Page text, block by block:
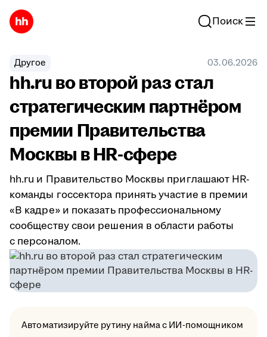
Поиск
Другое 03.06.2026
hh.ru во второй раз стал
стратегическим партнёром
премии Правительства
Москвы в HR-сфере
hh.ru и Правительство Москвы приглашают HR-
команды госсектора принять участие в премии
«В кадре» и показать профессиональному
сообществу свои решения в области работы
с персоналом.
Автоматизируйте рутину найма с ИИ-помощником